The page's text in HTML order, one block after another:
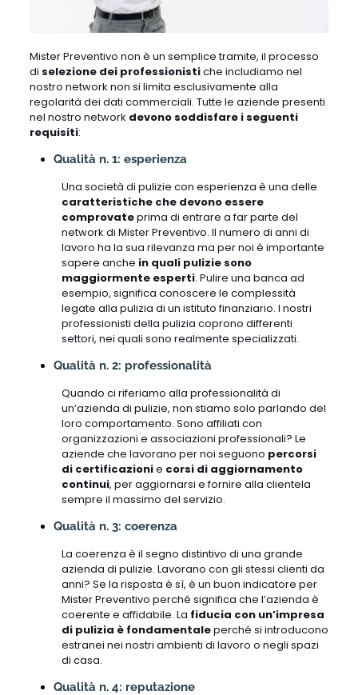
Mister Preventivo non è un semplice tramite, il processo
di selezione dei professionistiche includiamo nel
nostro network non si limita esclusivamente alla
regolarità dei dati commerciali. Tutte le aziende presenti
nel nostro network devono soddisfare i seguenti
requisiti:
Qualità n. 1: esperienza
Una società di pulizie con esperienza è una delle
caratteristiche che devono essere
comprovateprima di entrare a far parte del
network di Mister Preventivo. Il numero di anni di
lavoro ha la sua rilevanza ma per noi è importante
sapere anche in quali pulizie sono
maggiormente esperti. Pulire una banca ad
esempio, significa conoscere le complessità
legate alla pulizia di un istituto finanziario. I nostri
professionisti della pulizia coprono differenti
settori, nei quali sono realmente specializzati.
Qualità n. 2: professionalità
Quando ci riferiamo alla professionalità di
un’azienda di pulizie, non stiamo solo parlando del
loro comportamento. Sono affiliati con
organizzazioni e associazioni professionali? Le
aziende che lavorano per noi seguono percorsi
di certificazionie corsi di aggiornamento
continui, per aggiornarsi e fornire alla clientela
sempre il massimo del servizio.
Qualità n. 3: coerenza
La coerenza è il segno distintivo di una grande
azienda di pulizie. Lavorano con gli stessi clienti da
anni? Se la risposta è sì, è un buon indicatore per
Mister Preventivo perché significa che l’azienda è
coerente e affidabile. La fiducia con un’impresa
di pulizia è fondamentaleperché si introducono
estranei nei nostri ambienti di lavoro o negli spazi
di casa.
Qualità n. 4: reputazione